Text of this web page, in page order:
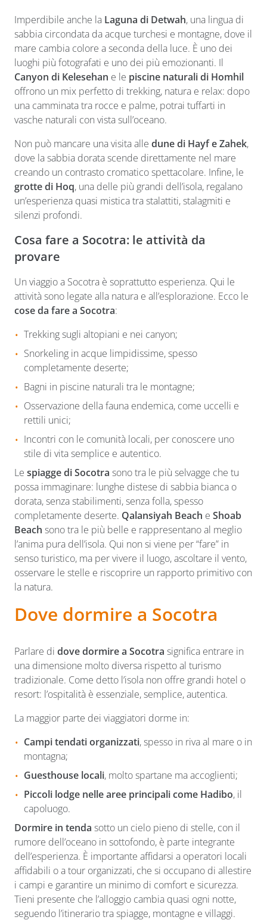
Imperdibile anche la Laguna di Detwah, una lingua di
sabbia circondata da acque turchesi e montagne, dove il
mare cambia colore a seconda della luce. È uno dei
luoghi più fotografati e uno dei più emozionanti. Il
Canyon di Kelesehan e le piscine naturali di Homhil
offrono un mix perfetto di trekking, natura e relax: dopo
una camminata tra rocce e palme, potrai tuffarti in
vasche naturali con vista sull’oceano.
Non può mancare una visita alle dune di Hayf e Zahek,
dove la sabbia dorata scende direttamente nel mare
creando un contrasto cromatico spettacolare. Infine, le
grotte di Hoq, una delle più grandi dell’isola, regalano
un’esperienza quasi mistica tra stalattiti, stalagmiti e
silenzi profondi.
Cosa fare a Socotra: le attività da
provare
Un viaggio a Socotra è soprattutto esperienza. Qui le
attività sono legate alla natura e all’esplorazione. Ecco le
cose da fare a Socotra:
Trekking sugli altopiani e nei canyon;
Snorkeling in acque limpidissime, spesso
completamente deserte;
Bagni in piscine naturali tra le montagne;
Osservazione della fauna endemica, come uccelli e
rettili unici;
Incontri con le comunità locali, per conoscere uno
stile di vita semplice e autentico.
Le spiagge di Socotra sono tra le più selvagge che tu
possa immaginare: lunghe distese di sabbia bianca o
dorata, senza stabilimenti, senza folla, spesso
completamente deserte. Qalansiyah Beach e Shoab
Beach sono tra le più belle e rappresentano al meglio
l’anima pura dell’isola. Qui non si viene per “fare” in
senso turistico, ma per vivere il luogo, ascoltare il vento,
osservare le stelle e riscoprire un rapporto primitivo con
la natura.
Dove dormire a Socotra
Parlare di dove dormire a Socotra significa entrare in
una dimensione molto diversa rispetto al turismo
tradizionale. Come detto l’isola non offre grandi hotel o
resort: l’ospitalità è essenziale, semplice, autentica.
La maggior parte dei viaggiatori dorme in:
Campi tendati organizzati, spesso in riva al mare o in
montagna;
Guesthouse locali, molto spartane ma accoglienti;
Piccoli lodge nelle aree principali come Hadibo, il
capoluogo.
Dormire in tenda sotto un cielo pieno di stelle, con il
rumore dell’oceano in sottofondo, è parte integrante
dell’esperienza. È importante affidarsi a operatori locali
affidabili o a tour organizzati, che si occupano di allestire
i campi e garantire un minimo di comfort e sicurezza.
Tieni presente che l’alloggio cambia quasi ogni notte,
seguendo l’itinerario tra spiagge, montagne e villaggi.